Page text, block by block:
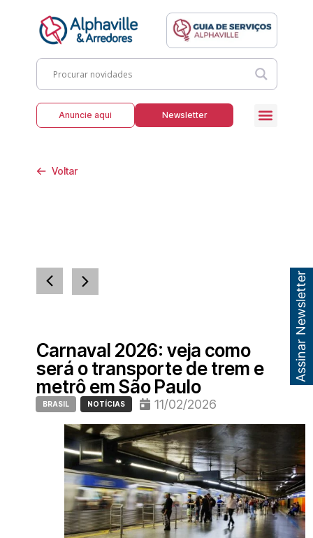
Anuncie aqui Newsletter
Voltar
Carnaval 2026: veja como
será o transporte de trem e
metrô em São Paulo
BRASIL NOTÍCIAS 11/02/2026
Assinar Newsletter